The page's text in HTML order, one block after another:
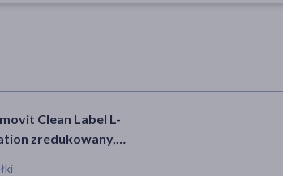
Clean Label L-
zredukowany,
Koenzym Q10,
kapsułki, 100 szt.